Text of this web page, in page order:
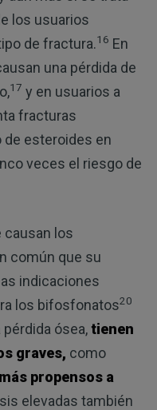
los usuarios
de fractura.16 En
una pérdida de
17 y en usuarios a
fracturas
de esteroides en
veces el riesgo de
causan los
común que su
indicaciones
los bifosfonatos20
ósea,tienen
graves, como
propensos a
elevadas también